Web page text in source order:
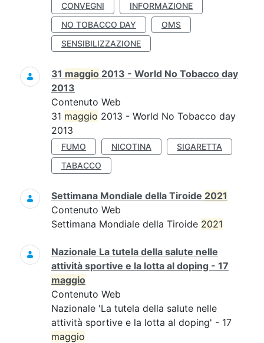
CONVEGNI
INFORMAZIONE
NO TOBACCO DAY
OMS
SENSIBILIZZAZIONE
31 maggio 2013 - World No Tobacco day
2013
Contenuto Web
31 maggio 2013 - World No Tobacco day
2013
FUMO NICOTINA
SIGARETTA
TABACCO
Settimana Mondiale della Tiroide 2021
Contenuto Web
Settimana Mondiale della Tiroide 2021
Nazionale La tutela della salute nelle
attività sportive e la lotta al doping - 17
maggio
Contenuto Web
Nazionale 'La tutela della salute nelle
attività sportive e la lotta al doping' - 17
maggio